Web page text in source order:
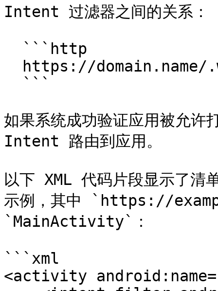
Intent 过滤器之间的关系：
如果系统成功验证应用被允许
Intent 路由到应用。
以下 XML 代码片段显示了
示例，其中 `https://
`MainActivity`：
```xml
<activity